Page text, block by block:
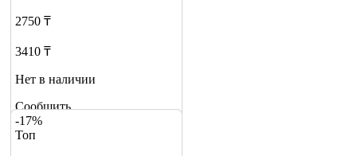
2750 ₸
3410 ₸
Нет в наличии
Сообщить
о наличии
3
-17%
Топ